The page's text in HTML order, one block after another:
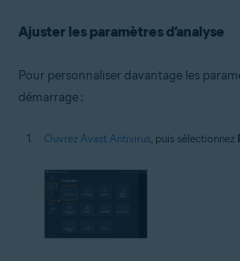
Ajuster les paramètres d’analyse
Pour personnaliser davantage les
démarrage :
Ouvrez Avast Antivirus , puis sélectionnez